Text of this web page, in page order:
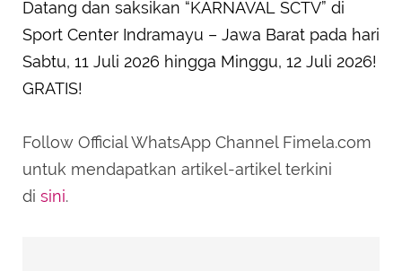
Datang dan saksikan “KARNAVAL SCTV” di
Sport Center Indramayu – Jawa Barat pada hari
Sabtu, 11 Juli 2026 hingga Minggu, 12 Juli 2026!
GRATIS!
Follow Official WhatsApp Channel Fimela.com
untuk mendapatkan artikel-artikel terkini
di sini.